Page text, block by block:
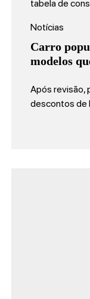
tabela de
Notícias
Carro
modelos
Após revisão,
descontos de